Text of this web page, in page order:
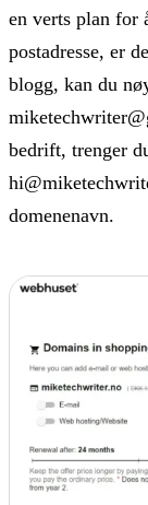
en verts plan for
postadresse, er
blogg, kan du
bedrift, trenger
domenenavn.